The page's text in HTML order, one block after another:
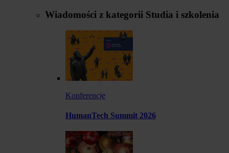
Wiadomości z kategorii Studia i szkolenia
Konferencje
HumanTech Summit 2026